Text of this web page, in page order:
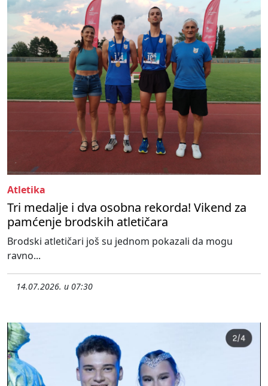
Atletika
Tri medalje i dva osobna rekorda! Vikend za
pamćenje brodskih atletičara
Brodski atletičari još su jednom pokazali da mogu
ravno...
14.07.2026. u 07:30